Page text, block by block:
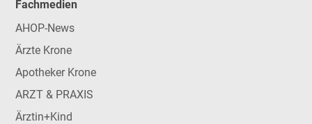
Fachmedien
AHOP-News
Ärzte Krone
Apotheker Krone
ARZT & PRAXIS
Ärztin+Kind